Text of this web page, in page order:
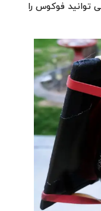
توانید فوکوس را